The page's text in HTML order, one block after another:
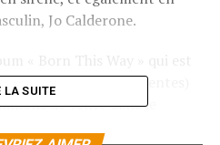
Jo Calderone.
(plus de 200 000 ventes)
de vente dans le
LA SUITE